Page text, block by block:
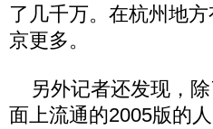
了几千万。在杭州地
京更多。
另外记者还发现，除
面上流通的2005版的